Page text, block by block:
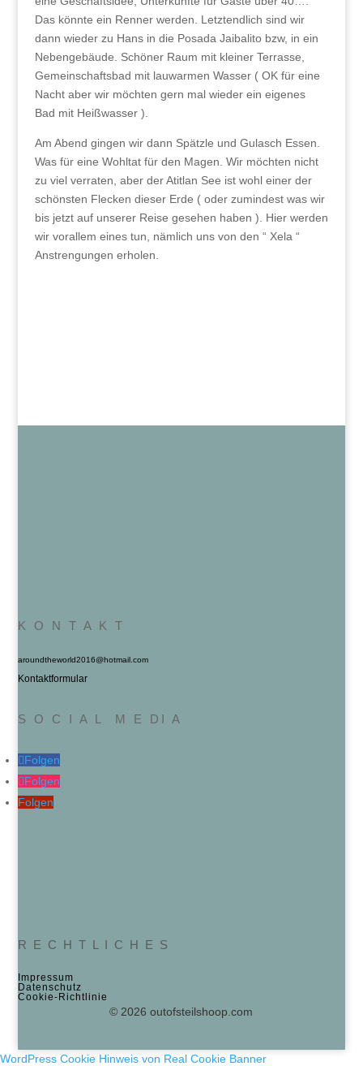
Das könnte ein Renner werden. Letztendlich sind wir
dann wieder zu Hans in die Posada Jaibalito bzw, in ein
Nebengebäude. Schöner Raum mit kleiner Terrasse,
Gemeinschaftsbad mit lauwarmen Wasser ( OK für eine
Nacht aber wir möchten gern mal wieder ein eigenes
Bad mit Heißwasser ).
Am Abend gingen wir dann Spätzle und Gulasch Essen.
Was für eine Wohltat für den Magen. Wir möchten nicht
zu viel verraten, aber der Atitlan See ist wohl einer der
schönsten Flecken dieser Erde ( oder zumindest was wir
bis jetzt auf unserer Reise gesehen haben ). Hier werden
wir vorallem eines tun, nämlich uns von den “ Xela “
Anstrengungen erholen.
K O N T A K T
aroundtheworld2016@hotmail.com
Kontaktformular
S O C I A L M E DI A
Folgen
Folgen
Folgen
R E C H T L I C H E S
Impressum
Datenschutz
Cookie‑Richtlinie
© 2026 outofsteilshoop.com
WordPress Cookie Hinweis von Real Cookie Banner